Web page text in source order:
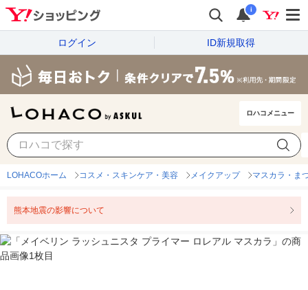
i
ログイン ID新規取得
ロハコメニュー
LOHACOホーム コスメ・スキンケア・美容 メイクアップ マスカラ・ま
熊本地震の影響について